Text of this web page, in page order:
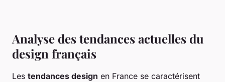
Analyse des tendances actuelles du
design français
Les tendances design en France se caractérisent